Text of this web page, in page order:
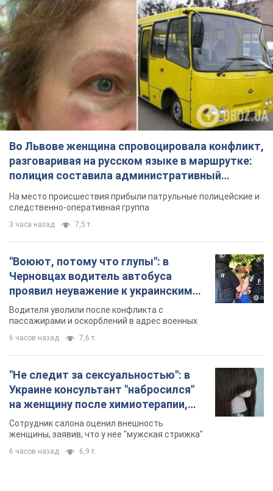
Во Львове женщина спровоцировала конфликт,
разговаривая на русском языке в маршрутке:
полиция составила административный
протокол. Видео
На место происшествия прибыли патрульные полицейские и
следственно-оперативная группа
3 часа назад 7,5 т.
"Воюют, потому что глупы": в
Черновцах водитель автобуса
проявил неуважение к украинским
военным и поплатился за это.
Видео
Водителя уволили после конфликта с
пассажирами и оскорблений в адрес военных
6 часов назад 7,6 т.
"Не следит за сексуальностью": в
Украине консультант "набросился"
на женщину после химиотерапии,
разгорелся скандал. Фото
Сотрудник салона оценил внешность
женщины, заявив, что у нее "мужская стрижка"
6 часов назад 6,9 т.